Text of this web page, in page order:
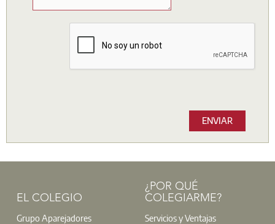
ENVIAR
EL COLEGIO
Grupo Aparejadores
¿POR QUÉ
COLEGIARME?
Servicios y Ventajas